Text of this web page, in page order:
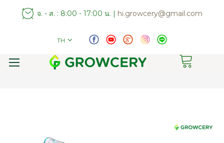
จ. - ส. : 8:00 - 17:00 น. | hi.growcery@gmail.com
TH